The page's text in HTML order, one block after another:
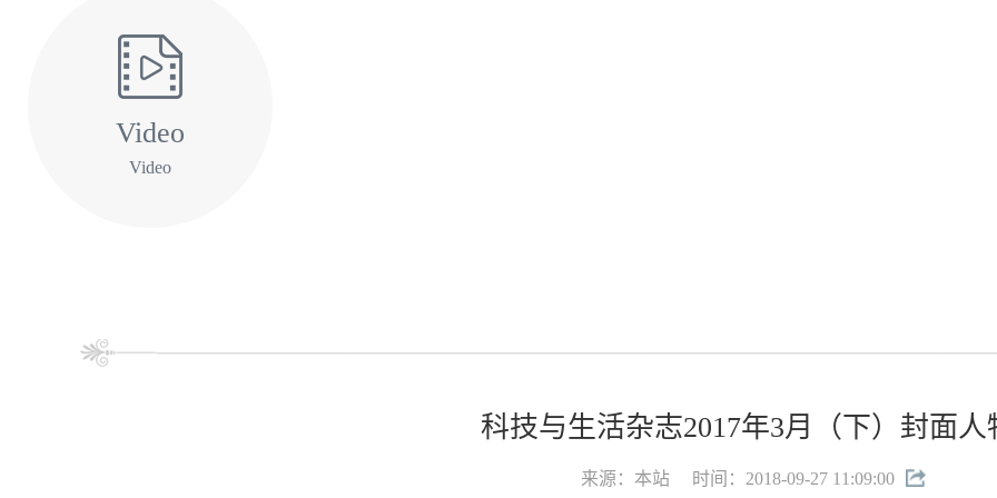
Video
Video
科技与生活杂志2017年3月（下）封面人
来源：本站 时间：2018-09-27 11:09:00